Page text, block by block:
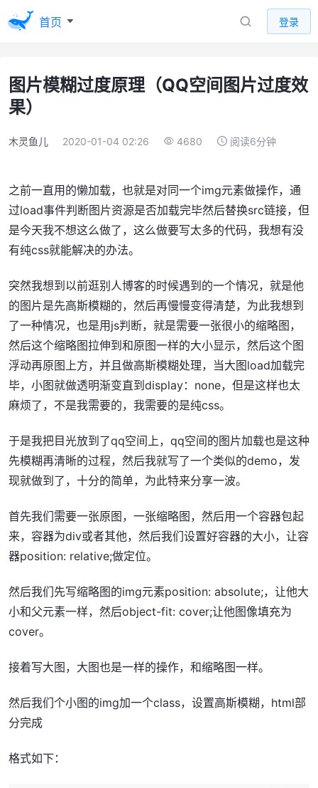
首页 登录
图片模糊过度原理（QQ空间图片过度效
果）
木灵鱼儿 2020-01-04 02:26 4680 阅读6分钟
之前一直用的懒加载，也就是对同一个img元素做操作，通
过load事件判断图片资源是否加载完毕然后替换src链接，但
是今天我不想这么做了，这么做要写太多的代码，我想有没
有纯css就能解决的办法。
突然我想到以前逛别人博客的时候遇到的一个情况，就是他
的图片是先高斯模糊的，然后再慢慢变得清楚，为此我想到
了一种情况，也是用js判断，就是需要一张很小的缩略图，
然后这个缩略图拉伸到和原图一样的大小显示，然后这个图
浮动再原图上方，并且做高斯模糊处理，当大图load加载完
毕，小图就做透明渐变直到display：none，但是这样也太
麻烦了，不是我需要的，我需要的是纯css。
于是我把目光放到了qq空间上，qq空间的图片加载也是这种
先模糊再清晰的过程，然后我就写了一个类似的demo，发
现就做到了，十分的简单，为此特来分享一波。
首先我们需要一张原图，一张缩略图，然后用一个容器包起
来，容器为div或者其他，然后我们设置好容器的大小，让容
器position: relative;做定位。
然后我们先写缩略图的img元素position: absolute;，让他大
小和父元素一样，然后object-fit: cover;让他图像填充为
cover。
接着写大图，大图也是一样的操作，和缩略图一样。
然后我们个小图的img加一个class，设置高斯模糊，html部
分完成
格式如下：